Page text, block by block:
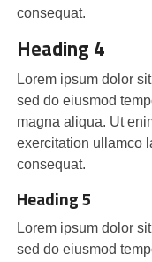
consequat.
Heading 4
Lorem ipsum dolor
sed do eiusmod
magna aliqua. Ut
exercitation ullamco
consequat.
Heading 5
Lorem ipsum dolor
sed do eiusmod